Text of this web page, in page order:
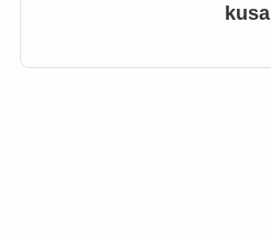
kusa